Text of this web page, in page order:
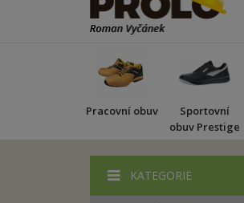
Pracovní obuv
Sportovní
obuv Prestige
KATEGORIE